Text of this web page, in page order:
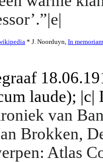
* J. Noorduyn, In
laude);
van
Brokken,
Atlas